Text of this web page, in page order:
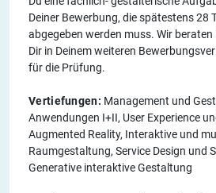
Deiner Bewerbung, die spätestens 28
abgegeben werden muss. Wir beraten
Dir in Deinem weiteren
für die Prüfung.
Vertiefungen: Management und
Anwendungen I+II, User Experience
Augmented Reality, Interaktive und
Raumgestaltung, Service Design und
Generative interaktive Gestaltung